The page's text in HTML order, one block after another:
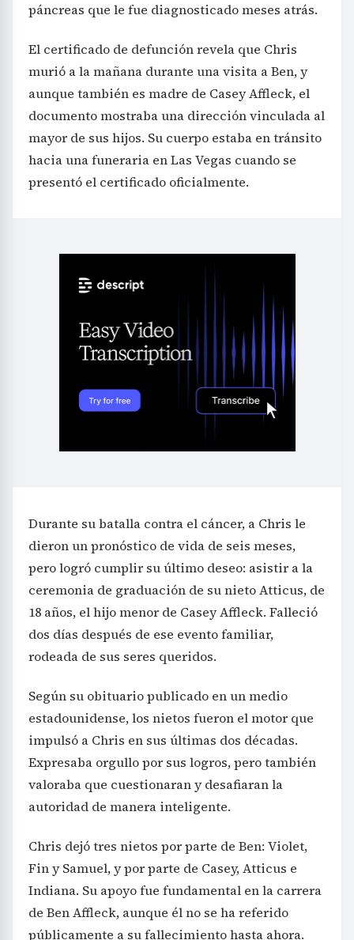
páncreas que le fue diagnosticado meses atrás.
El certificado de defunción revela que Chris
murió a la mañana durante una visita a Ben, y
aunque también es madre de Casey Affleck, el
documento mostraba una dirección vinculada al
mayor de sus hijos. Su cuerpo estaba en tránsito
hacia una funeraria en Las Vegas cuando se
presentó el certificado oficialmente.
Durante su batalla contra el cáncer, a Chris le
dieron un pronóstico de vida de seis meses,
pero logró cumplir su último deseo: asistir a la
ceremonia de graduación de su nieto Atticus, de
18 años, el hijo menor de Casey Affleck. Falleció
dos días después de ese evento familiar,
rodeada de sus seres queridos.
Según su obituario publicado en un medio
estadounidense, los nietos fueron el motor que
impulsó a Chris en sus últimas dos décadas.
Expresaba orgullo por sus logros, pero también
valoraba que cuestionaran y desafiaran la
autoridad de manera inteligente.
Chris dejó tres nietos por parte de Ben: Violet,
Fin y Samuel, y por parte de Casey, Atticus e
Indiana. Su apoyo fue fundamental en la carrera
de Ben Affleck, aunque él no se ha referido
públicamente a su fallecimiento hasta ahora.